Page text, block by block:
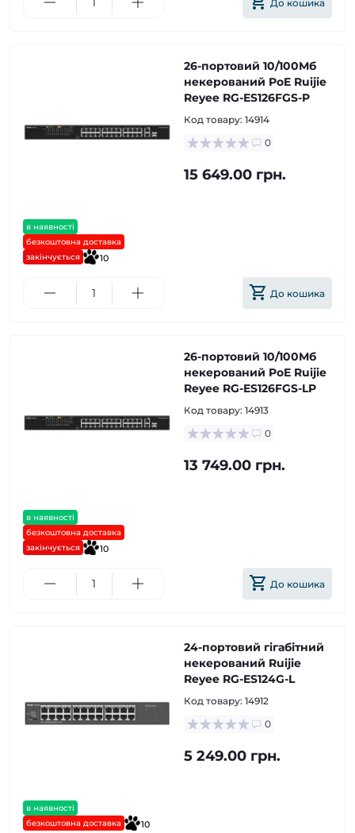
До кошика
в наявності
безкоштовна доставка
закінчується
10
26-портовий 10/100Мб
некерований PoE Ruijie
Reyee RG-ES126FGS-P
Код товару: 14914
0
15 649.00 грн.
До кошика
в наявності
безкоштовна доставка
закінчується
10
26-портовий 10/100Мб
некерований PoE Ruijie
Reyee RG-ES126FGS-LP
Код товару: 14913
0
13 749.00 грн.
До кошика
в наявності
безкоштовна доставка
10
24-портовий гігабітний
некерований Ruijie
Reyee RG-ES124G-L
Код товару: 14912
0
5 249.00 грн.